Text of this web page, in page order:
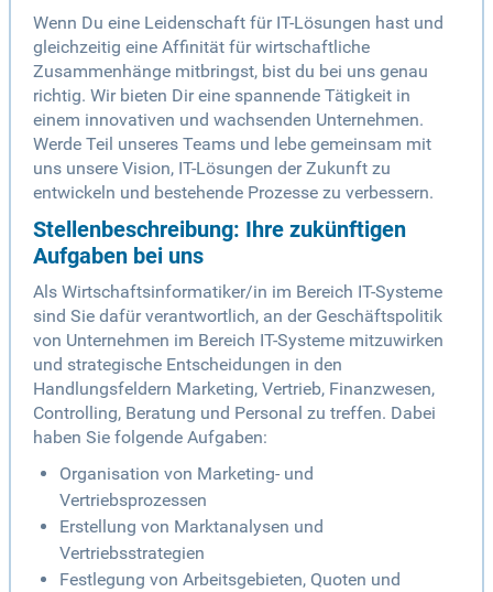
Wenn Du eine Leidenschaft für IT-Lösungen hast und
gleichzeitig eine Affinität für wirtschaftliche
Zusammenhänge mitbringst, bist du bei uns genau
richtig. Wir bieten Dir eine spannende Tätigkeit in
einem innovativen und wachsenden Unternehmen.
Werde Teil unseres Teams und lebe gemeinsam mit
uns unsere Vision, IT-Lösungen der Zukunft zu
entwickeln und bestehende Prozesse zu verbessern.
Stellenbeschreibung: Ihre zukünftigen
Aufgaben bei uns
Als Wirtschaftsinformatiker/in im Bereich IT-Systeme
sind Sie dafür verantwortlich, an der Geschäftspolitik
von Unternehmen im Bereich IT-Systeme mitzuwirken
und strategische Entscheidungen in den
Handlungsfeldern Marketing, Vertrieb, Finanzwesen,
Controlling, Beratung und Personal zu treffen. Dabei
haben Sie folgende Aufgaben:
Organisation von Marketing- und
Vertriebsprozessen
Erstellung von Marktanalysen und
Vertriebsstrategien
Festlegung von Arbeitsgebieten, Quoten und